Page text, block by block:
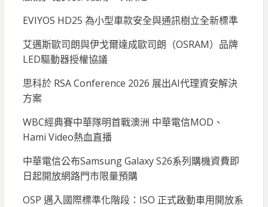
EVIYOS HD25 為小型車款安全與通訊樹立全新標準
艾邁斯歐司朗與伊戈爾達成歐司朗（OSRAM）品牌
LED驅動器授權協議
思科於 RSA Conference 2026 展出AI代理資安解決
方案
WBC經典賽中華隊明首戰澳洲 中華電信MOD、
Hami Video熱血直播
中華電信公布Samsung Galaxy S26系列購機資費即
日起開放網路門市限量預購
OSP 邁入國際標準化階段：ISO 正式啟動車用開放系